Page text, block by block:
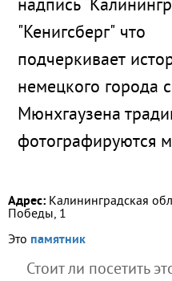
надпись
"Кенигсберг" что
подчеркивает
немецкого города
Мюнхгаузена
фотографируются
Адрес: Калининградская
Победы, 1
Это памятник
Стоит ли посетить